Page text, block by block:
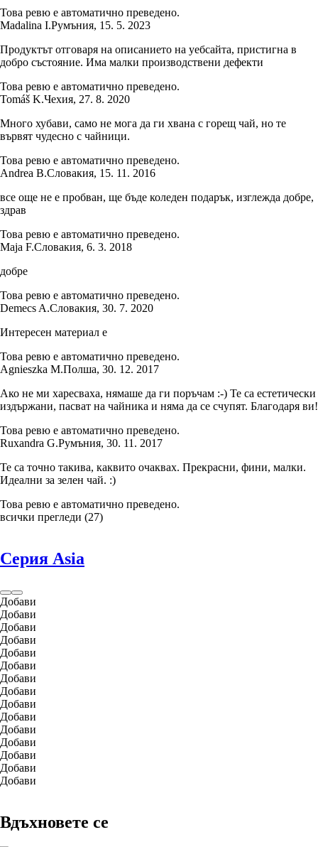
Това ревю е автоматично преведено.
Madalina I.Румъния, 15. 5. 2023
Продуктът отговаря на описанието на уебсайта, пристигна в
добро състояние. Има малки производствени дефекти
Това ревю е автоматично преведено.
Tomáš K.Чехия, 27. 8. 2020
Много хубави, само не мога да ги хвана с горещ чай, но те
вървят чудесно с чайници.
Това ревю е автоматично преведено.
Andrea B.Словакия, 15. 11. 2016
все още не е пробван, ще бъде коледен подарък, изглежда добре,
здрав
Това ревю е автоматично преведено.
Maja F.Словакия, 6. 3. 2018
добре
Това ревю е автоматично преведено.
Demecs A.Словакия, 30. 7. 2020
Интересен материал е
Това ревю е автоматично преведено.
Agnieszka M.Полша, 30. 12. 2017
Ако не ми харесваха, нямаше да ги поръчам :-) Те са естетически
издържани, пасват на чайника и няма да се счупят. Благодаря ви!
Това ревю е автоматично преведено.
Ruxandra G.Румъния, 30. 11. 2017
Те са точно такива, каквито очаквах. Прекрасни, фини, малки.
Идеални за зелен чай. :)
Това ревю е автоматично преведено.
всички прегледи (27)
Серия Asia
Добави
Добави
Добави
Добави
Добави
Добави
Добави
Добави
Добави
Добави
Добави
Добави
Добави
Добави
Добави
Вдъхновете се